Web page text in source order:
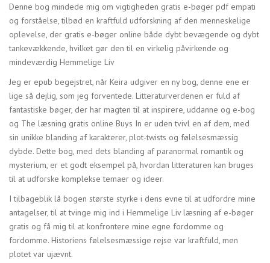
Denne bog mindede mig om vigtigheden gratis e-bøger pdf empati
og forståelse, tilbød en kraftfuld udforskning af den menneskelige
oplevelse, der gratis e-bøger online både dybt bevægende og dybt
tankevækkende, hvilket gør den til en virkelig påvirkende og
mindeværdig Hemmelige Liv
Jeg er epub begejstret, når Keira udgiver en ny bog, denne ene er
lige så dejlig, som jeg forventede. Litteraturverdenen er fuld af
fantastiske bøger, der har magten til at inspirere, uddanne og e-bog
og The læsning gratis online Buys In er uden tvivl en af dem, med
sin unikke blanding af karakterer, plot-twists og følelsesmæssig
dybde. Dette bog, med dets blanding af paranormal romantik og
mysterium, er et godt eksempel på, hvordan litteraturen kan bruges
til at udforske komplekse temaer og ideer.
I tilbageblik lå bogen største styrke i dens evne til at udfordre mine
antagelser, til at tvinge mig ind i Hemmelige Liv læsning af e-bøger
gratis og få mig til at konfrontere mine egne fordomme og
fordomme. Historiens følelsesmæssige rejse var kraftfuld, men
plotet var ujævnt.